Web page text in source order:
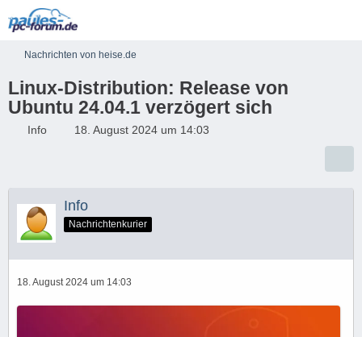
Nachrichten von heise.de
Linux-Distribution: Release von
Ubuntu 24.04.1 verzögert sich
Info 18. August 2024 um 14:03
Info
Nachrichtenkurier
18. August 2024 um 14:03